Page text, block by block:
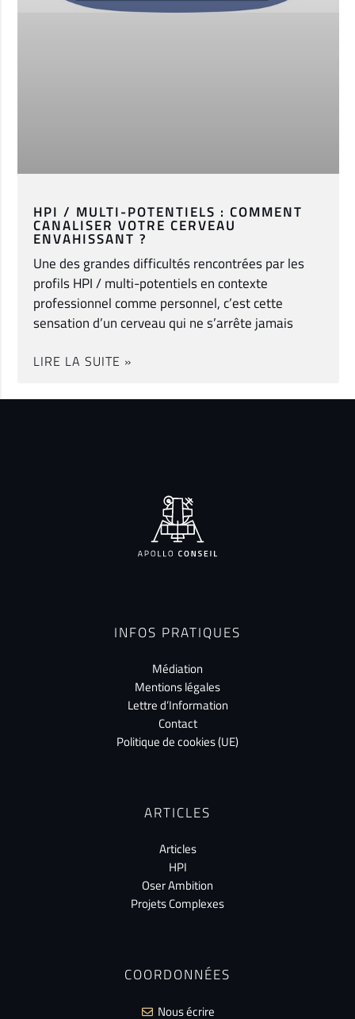
HPI / MULTI-POTENTIELS : COMMENT
CANALISER VOTRE CERVEAU
ENVAHISSANT ?
Une des grandes difficultés rencontrées par les
profils HPI / multi-potentiels en contexte
professionnel comme personnel, c’est cette
sensation d’un cerveau qui ne s’arrête jamais
LIRE LA SUITE »
INFOS PRATIQUES
Médiation
Mentions légales
Lettre d’Information
Contact
Politique de cookies (UE)
ARTICLES
Articles
HPI
Oser Ambition
Projets Complexes
COORDONNÉES
Nous écrire